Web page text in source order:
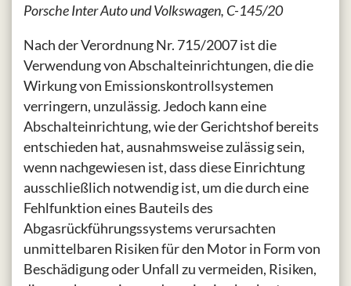
Porsche Inter Auto und Volkswagen, C-145/20
Nach der Verordnung Nr. 715/2007 ist die
Verwendung von Abschalteinrichtungen, die die
Wirkung von Emissionskontrollsystemen
verringern, unzulässig. Jedoch kann eine
Abschalteinrichtung, wie der Gerichtshof bereits
entschieden hat, ausnahmsweise zulässig sein,
wenn nachgewiesen ist, dass diese Einrichtung
ausschließlich notwendig ist, um die durch eine
Fehlfunktion eines Bauteils des
Abgasrückführungssystems verursachten
unmittelbaren Risiken für den Motor in Form von
Beschädigung oder Unfall zu vermeiden, Risiken,